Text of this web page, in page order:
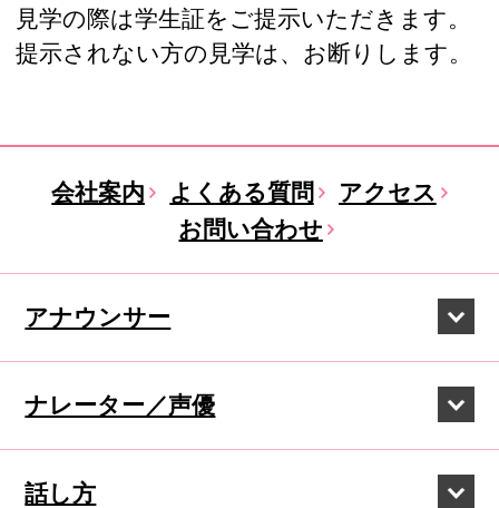
見学の際は学生証をご提示いただきます。
提示されない方の見学は、お断りします。
会社案内 よくある質問
アクセス
お問い合わせ
アナウンサー
ナレーター／声優
話し方